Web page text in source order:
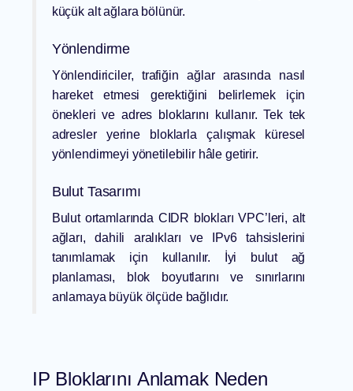
küçük alt ağlara bölünür.
Yönlendirme
Yönlendiriciler, trafiğin ağlar arasında nasıl
hareket etmesi gerektiğini belirlemek için
önekleri ve adres bloklarını kullanır. Tek tek
adresler yerine bloklarla çalışmak küresel
yönlendirmeyi yönetilebilir hâle getirir.
Bulut Tasarımı
Bulut ortamlarında CIDR blokları VPC’leri, alt
ağları, dahili aralıkları ve IPv6 tahsislerini
tanımlamak için kullanılır. İyi bulut ağ
planlaması, blok boyutlarını ve sınırlarını
anlamaya büyük ölçüde bağlıdır.
IP Bloklarını Anlamak Neden